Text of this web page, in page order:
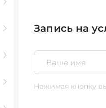
Запись на
Нажимая кнопку